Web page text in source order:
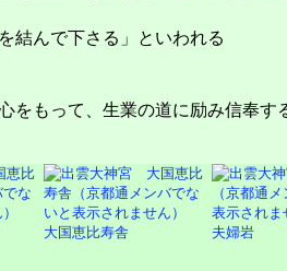
結んで下さる」といわれる
をもって、生業の道に励み信奉す
大国恵比寿舎 夫婦岩